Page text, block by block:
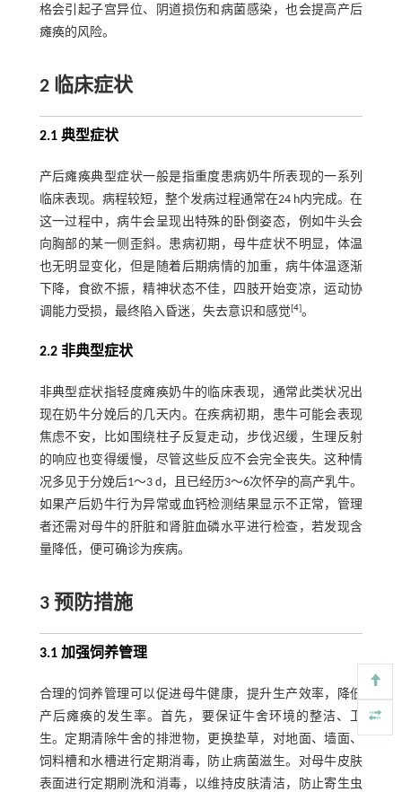
格会引起子宫异位、阴道损伤和病菌感染，也会提高产后
瘫痪的风险。
2 临床症状
2.1 典型症状
产后瘫痪典型症状一般是指重度患病奶牛所表现的一系列
临床表现。病程较短，整个发病过程通常在24 h内完成。在
这一过程中，病牛会呈现出特殊的卧倒姿态，例如牛头会
向胸部的某一侧歪斜。患病初期，母牛症状不明显，体温
也无明显变化，但是随着后期病情的加重，病牛体温逐渐
下降，食欲不振，精神状态不佳，四肢开始变凉，运动协
调能力受损，最终陷入昏迷，失去意识和感觉[4]。
2.2 非典型症状
非典型症状指轻度瘫痪奶牛的临床表现，通常此类状况出
现在奶牛分娩后的几天内。在疾病初期，患牛可能会表现
焦虑不安，比如围绕柱子反复走动，步伐迟缓，生理反射
的响应也变得缓慢，尽管这些反应不会完全丧失。这种情
况多见于分娩后1～3 d，且已经历3～6次怀孕的高产乳牛。
如果产后奶牛行为异常或血钙检测结果显示不正常，管理
者还需对母牛的肝脏和肾脏血磷水平进行检查，若发现含
量降低，便可确诊为疾病。
3 预防措施
3.1 加强饲养管理
合理的饲养管理可以促进母牛健康，提升生产效率，降低
产后瘫痪的发生率。首先，要保证牛舍环境的整洁、卫
生。定期清除牛舍的排泄物，更换垫草，对地面、墙面、
饲料槽和水槽进行定期消毒，防止病菌滋生。对母牛皮肤
表面进行定期刷洗和消毒，以维持皮肤清洁，防止寄生虫